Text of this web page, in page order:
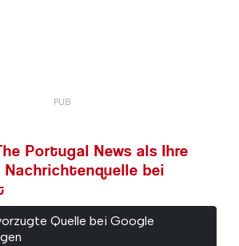
Portugal News als Ihre
bei
Quelle bei Google